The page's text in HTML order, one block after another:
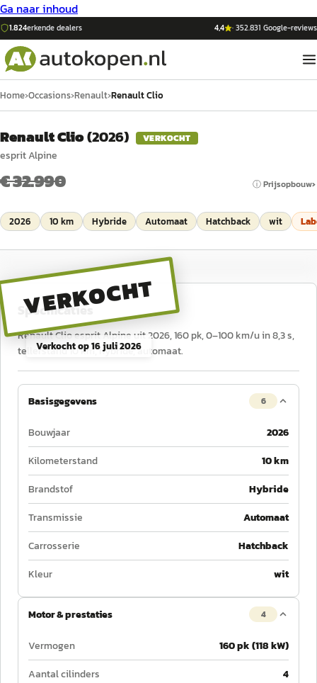
Ga naar inhoud
1.824erkende dealers 4,4 ·352.831 Google-reviews
Home›Occasions›Renault›Renault Clio
Renault Clio(2026) VERKOCHT
esprit Alpine
€ 32.990 ⓘ Prijsopbouw
2026 10 km Hybride Automaat Hatchback wit
VERKOCHT
Verkocht op16 juli 2026
Specificaties
Renault Clio esprit Alpine uit 2026, 160 pk, 0–100 km/u in 8,3 s,
tellerstand 10 km, hybride, automaat.
Basisgegevens 6
Bouwjaar
2026
Kilometerstand
10 km
Brandstof
Hybride
Transmissie
Automaat
Carrosserie
Hatchback
Kleur
wit
Motor & prestaties 4
Vermogen
160 pk (118 kW)
Aantal cilinders
4